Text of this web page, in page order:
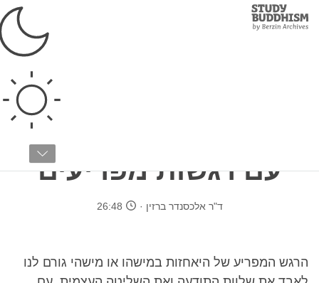
Study
Buddhism
היאחזות: התמודדות
עם רגשות מפריעים
ד"ר אלכסנדר ברזין 26:48
הרגש המפריע של היאחזות במישהו או מישהי גורם לנו